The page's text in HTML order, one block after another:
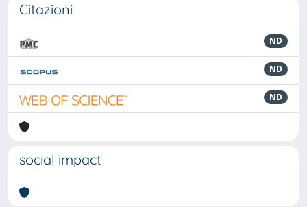
Citazioni
ND
ND
ND
social impact